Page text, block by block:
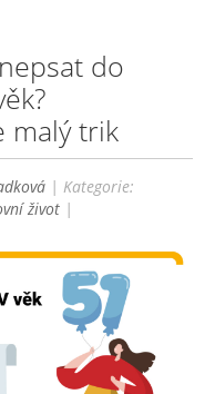
do
malý trik
| Kategorie:
život |